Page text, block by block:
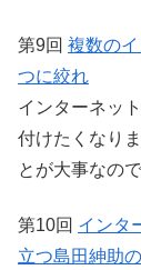
第9回 複数の
つに絞れ
インターネッ
付けたくなり
とが大事なの
第10回 インタ
立つ島田紳助